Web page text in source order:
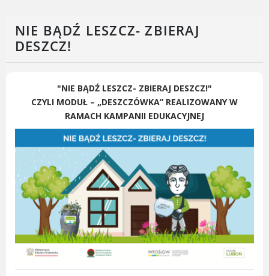
Portal Mieszkańca. Aktualne informacje
Radni Rady Miasta Luboń
Sesja Rady Miasta
Harmonogram dyżurów radnych
Komisje Rady Miasta Luboń
Terminarz spotkań komisji
Uchwały Rady Miasta Luboń
Młodzieżowa Rada Miasta Luboń
Rada Gospodarcza
NIE BĄDŹ LESZCZ- ZBIERAJ
DESZCZ!
"NIE BĄDŹ LESZCZ- ZBIERAJ DESZCZ!"
CZYLI MODUŁ – „DESZCZÓWKA” REALIZOWANY W
RAMACH KAMPANII EDUKACYJNEJ